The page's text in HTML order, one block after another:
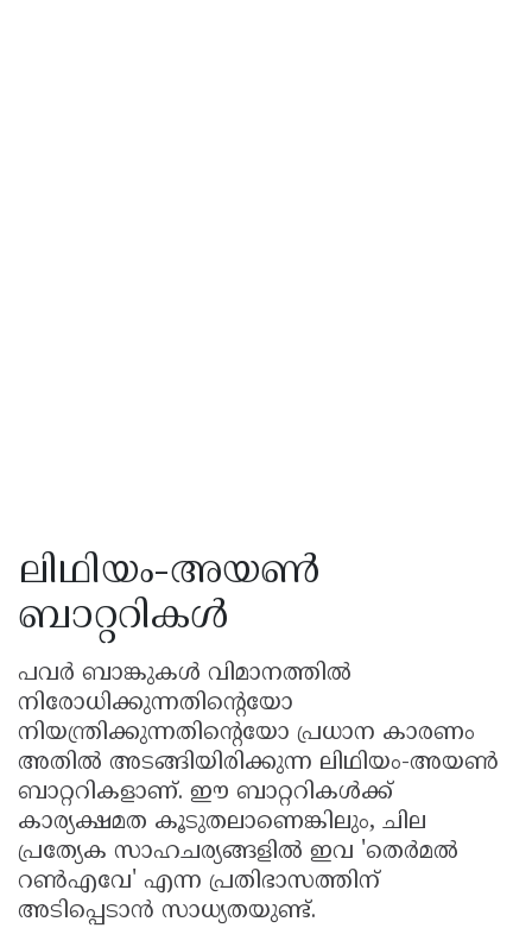
ലിഥിയം-അയൺ
ബാറ്ററികൾ
പവർ ബാങ്കുകൾ വിമാനത്തിൽ
നിരോധിക്കുന്നതിൻ്റെയോ
നിയന്ത്രിക്കുന്നതിൻ്റെയോ പ്രധാന കാരണം
അതിൽ അടങ്ങിയിരിക്കുന്ന ലിഥിയം-അയൺ
ബാറ്ററികളാണ്. ഈ ബാറ്ററികൾക്ക്
കാര്യക്ഷമത കൂടുതലാണെങ്കിലും, ചില
പ്രത്യേക സാഹചര്യങ്ങളിൽ ഇവ 'തെർമൽ
റൺഎവേ' എന്ന പ്രതിഭാസത്തിന്
അടിപ്പെടാൻ സാധ്യതയുണ്ട്.